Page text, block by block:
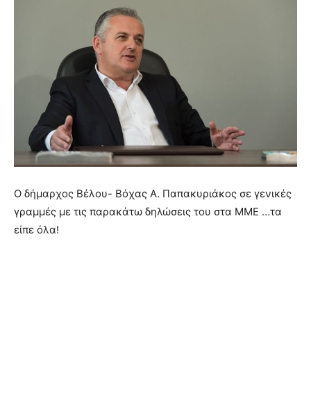
Ο δήμαρχος Βέλου- Βόχας Α. Παπακυριάκος σε γενικές
γραμμές με τις παρακάτω δηλώσεις του στα ΜΜΕ …τα
είπε όλα!